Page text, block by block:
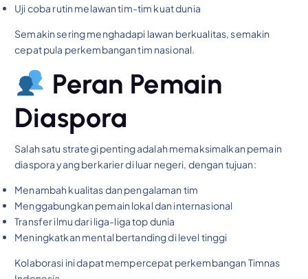
Uji coba rutin melawan tim-tim kuat dunia
Semakin sering menghadapi lawan berkualitas, semakin
cepat pula perkembangan tim nasional.
Peran Pemain
Diaspora
Salah satu strategi penting adalah memaksimalkan pemain
diaspora yang berkarier di luar negeri, dengan tujuan:
Menambah kualitas dan pengalaman tim
Menggabungkan pemain lokal dan internasional
Transfer ilmu dari liga-liga top dunia
Meningkatkan mental bertanding di level tinggi
Kolaborasi ini dapat mempercepat perkembangan Timnas